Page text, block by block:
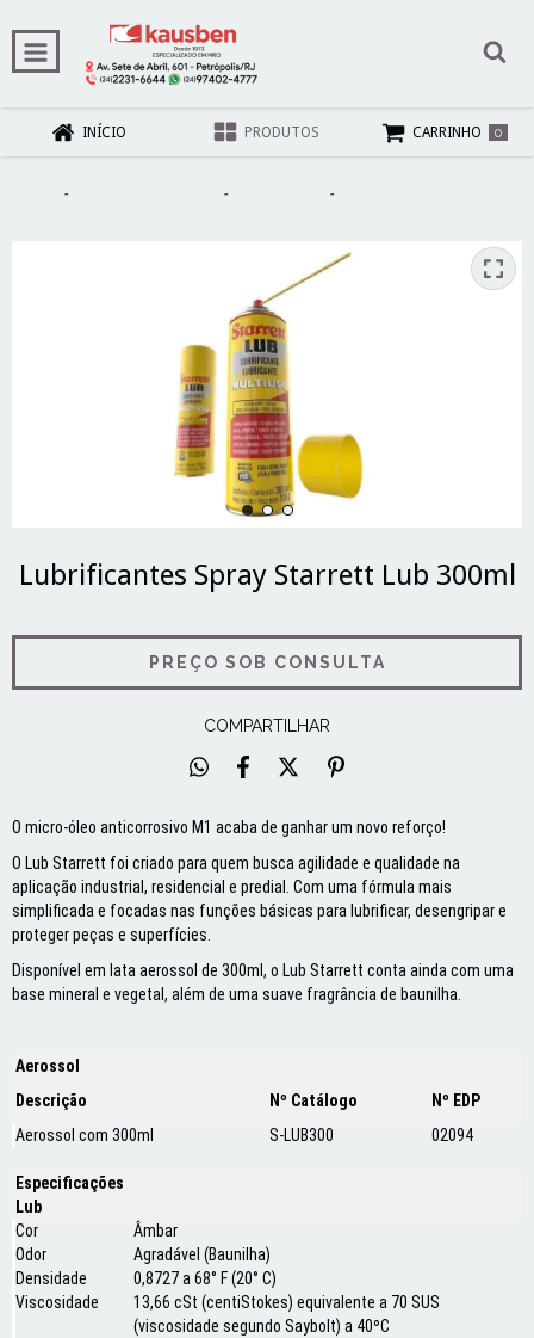
INÍCIO PRODUTOS CARRINHO 0
- - -
Lubrificantes Spray Starrett Lub 300ml
COMPARTILHAR
O micro-óleo anticorrosivo M1 acaba de ganhar um novo reforço!
O Lub Starrett foi criado para quem busca agilidade e qualidade na
aplicação industrial, residencial e predial. Com uma fórmula mais
simplificada e focadas nas funções básicas para lubrificar, desengripar e
proteger peças e superfícies.
Disponível em lata aerossol de 300ml, o Lub Starrett conta ainda com uma
base mineral e vegetal, além de uma suave fragrância de baunilha.
Aerossol
Descrição
Nº Catálogo
Nº EDP
Aerossol com 300ml
S-LUB300 02094
Especificações
Lub
Cor
Âmbar
Odor
Agradável (Baunilha)
Densidade
0,8727 a 68° F (20° C)
Viscosidade
13,66 cSt (centiStokes) equivalente a 70 SUS
(viscosidade segundo Saybolt) a 40ºC